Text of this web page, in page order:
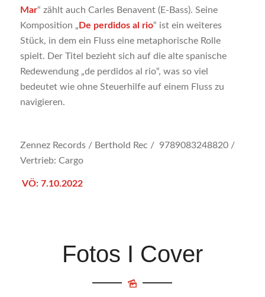
Mar“ zählt auch Carles Benavent (E-Bass). Seine
Komposition „De perdidos al rio“ ist ein weiteres
Stück, in dem ein Fluss eine metaphorische Rolle
spielt. Der Titel bezieht sich auf die alte spanische
Redewendung „de perdidos al rio“, was so viel
bedeutet wie ohne Steuerhilfe auf einem Fluss zu
navigieren.
Zennez Records / Berthold Rec / 9789083248820 /
Vertrieb: Cargo
VÖ: 7.10.2022
Fotos I Cover